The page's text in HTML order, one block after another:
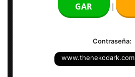
GAR
Contraseña:
www.thenekodark.com